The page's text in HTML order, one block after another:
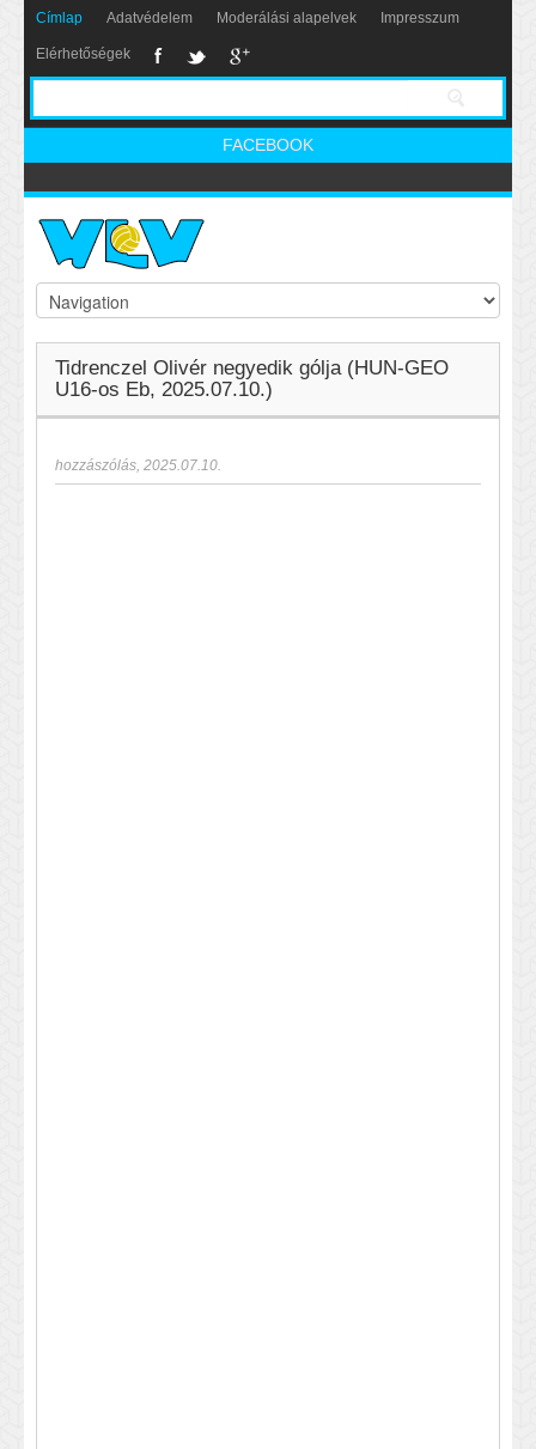
Címlap Adatvédelem Moderálási alapelvek Impresszum
Elérhetőségek
FACEBOOK
Tidrenczel Olivér negyedik gólja (HUN-GEO
U16-os Eb, 2025.07.10.)
hozzászólás, 2025.07.10.